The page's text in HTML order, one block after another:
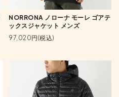
NORRONA ノローナ モーレ ゴアテ
ックスジャケット メンズ
97,020円(税込)